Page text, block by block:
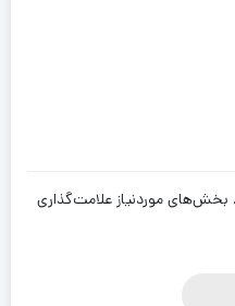
بخش‌های موردنیاز علامت‌گذاری